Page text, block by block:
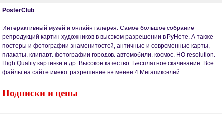
PosterClub
Интерактивный музей и онлайн галерея. Самое большое собрание
репродукций картин художников в высоком разрешении в РуНете. А также -
постеры и фотографии знаменитостей, античные и современные карты,
плакаты, клипарт, фотографии городов, автомобили, космос, HQ resolution,
High Quality картинки и др. Высокое качество. Бесплатное скачивание. Все
файлы на сайте имеют разрешение не менее 4 Мегапикселей
Подписки и цены